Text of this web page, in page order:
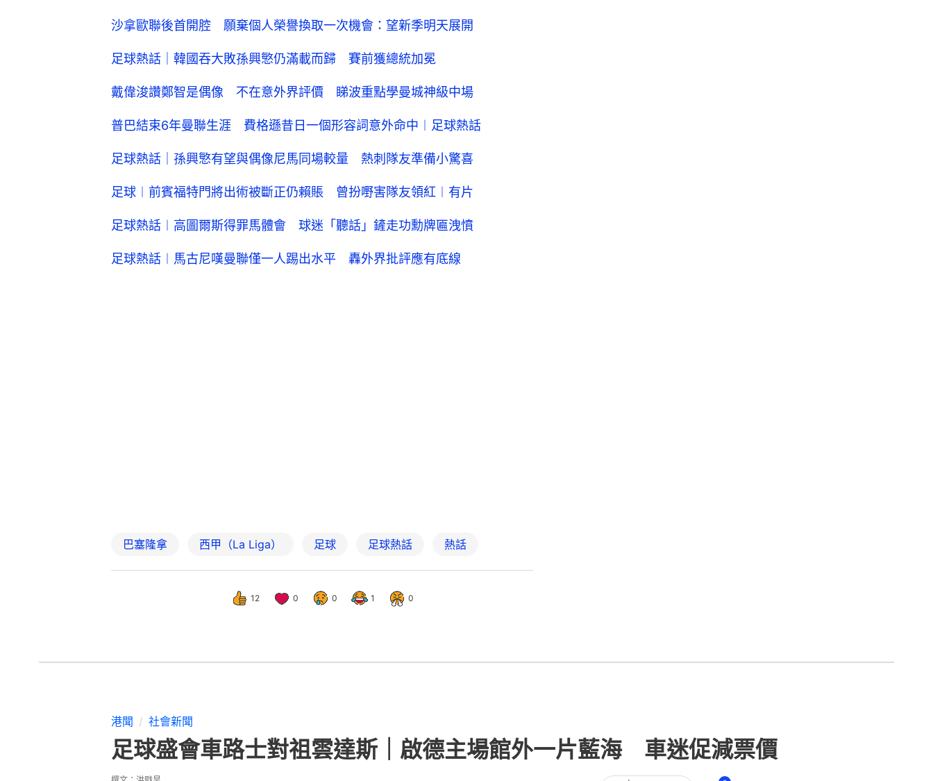
沙拿歐聯後首開腔 願棄個人榮譽換取一次機會：望新季明天展開
足球熱話｜韓國吞大敗孫興慜仍滿載而歸 賽前獲總統加冕
戴偉浚讚鄭智是偶像 不在意外界評價 睇波重點學曼城神級中場
普巴結束6年曼聯生涯 費格遜昔日一個形容詞意外命中︱足球熱話
足球熱話｜孫興慜有望與偶像尼馬同場較量 熱刺隊友準備小驚喜
足球︱前賓福特門將出術被斷正仍賴賬 曾扮嘢害隊友領紅︱有片
足球熱話︱高圖爾斯得罪馬體會 球迷「聽話」鏟走功勳牌匾洩憤
足球熱話︱馬古尼嘆曼聯僅一人踢出水平 轟外界批評應有底線
巴塞隆拿 西甲（La Liga） 足球 足球熱話 熱話
12 0 0 1 0
港聞 社會新聞
足球盛會車路士對祖雲達斯｜啟德主場館外一片藍海 車迷促減票價